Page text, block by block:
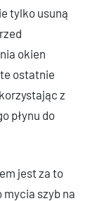
tylko usuną
okien
ostatnie
z
płynu do
jest za to
mycia szyb na